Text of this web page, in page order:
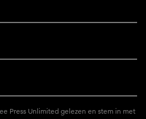
Press Unlimited gelezen en stem in met